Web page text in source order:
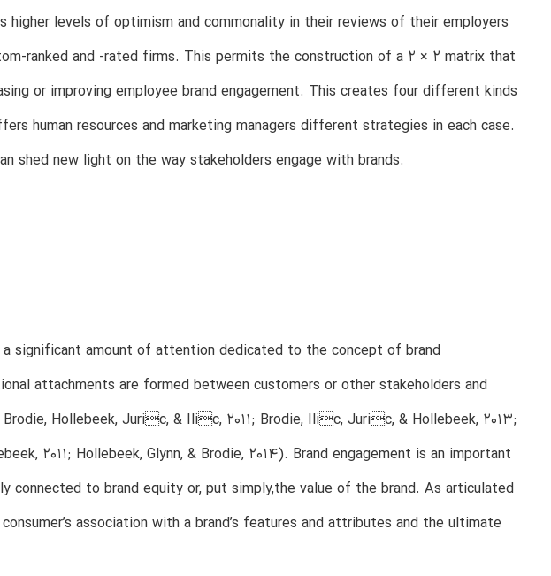
higher levels of optimism and commonality in their reviews of their employers
ranked and -rated firms. This permits the construction of a 2 × 2 matrix that
or improving employee brand engagement. This creates four different kinds
human resources and marketing managers different strategies in each case.
shed new light on the way stakeholders engage with brands.
significant amount of attention dedicated to the concept of brand
attachments are formed between customers or other stakeholders and
Brodie, Hollebeek, Juric, & Ilic, 2011; Brodie, Ilic, Juric, & Hollebeek, 2013;
2011; Hollebeek, Glynn, & Brodie, 2014). Brand engagement is an important
to brand equity or, put simply,the value of the brand. As articulated
association with a brand’s features and attributes and the ultimate